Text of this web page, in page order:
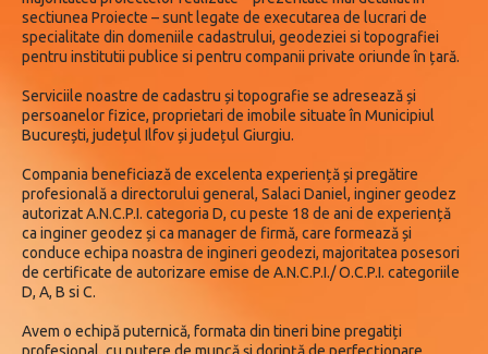
sectiunea Proiecte – sunt legate de executarea de lucrari de
specialitate din domeniile cadastrului, geodeziei si topografiei
pentru institutii publice si pentru companii private oriunde în țară.
Serviciile noastre de cadastru și topografie se adresează și
persoanelor fizice, proprietari de imobile situate în Municipiul
București, județul Ilfov și județul Giurgiu.
Compania beneficiază de excelenta experiență și pregătire
profesională a directorului general, Salaci Daniel, inginer geodez
autorizat A.N.C.P.I. categoria D, cu peste 18 de ani de experiență
ca inginer geodez și ca manager de firmă, care formează și
conduce echipa noastra de ingineri geodezi, majoritatea posesori
de certificate de autorizare emise de A.N.C.P.I./ O.C.P.I. categoriile
D, A, B si C.
Avem o echipă puternică, formata din tineri bine pregatiți